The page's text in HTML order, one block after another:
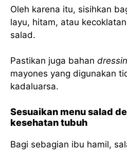
Oleh karena itu, sisihkan
layu, hitam, atau
salad.
Pastikan juga bahan
mayones yang digunakan
kadaluarsa.
Sesuaikan menu salad
kesehatan tubuh
Bagi sebagian ibu hamil,